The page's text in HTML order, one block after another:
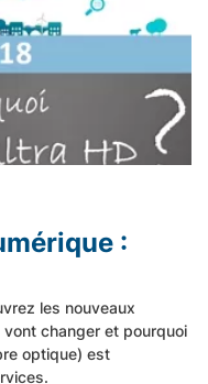
:
les nouveaux
changer et pourquoi
optique) est